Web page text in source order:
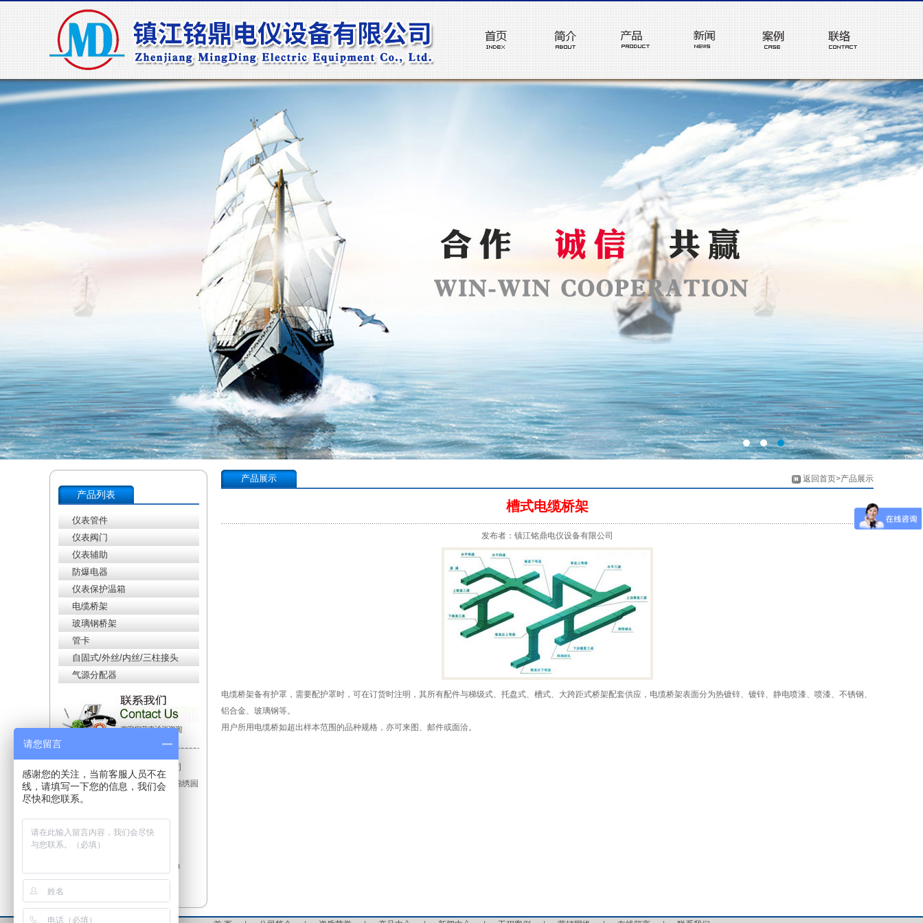
产品列表
仪表管件
仪表阀门
仪表辅助
防爆电器
仪表保护温箱
电缆桥架
玻璃钢桥架
管卡
自固式/外丝/内丝/三柱接头
气源分配器
单位：镇江铭鼎电仪设备有限公司
地址：江苏省镇江市大路镇北极锦绣圌
山花苑兴港东路855-6
联系人：马经理
手机：18352876886
电话：0511-88201668
Email:mingdingdianyi@163.com
网址：www.zj-md.com.cn
产品展示 返回首页>产品展示
槽式电缆桥架
发布者：镇江铭鼎电仪设备有限公司
电缆桥架备有护罩，需要配护罩时，可在订货时注明，其所有配件与梯级式、托盘式、槽式、大跨距式桥架配套供应，电缆桥架表面分为热镀锌、镀锌、静电喷漆、喷漆、不锈钢、
铝合金、玻璃钢等。
用户所用电缆桥如超出样本范围的品种规格，亦可来图、邮件或面洽。
请您留言
感谢您的关注，当前客服人员不在
线，请填写一下您的信息，我们会
尽快和您联系。